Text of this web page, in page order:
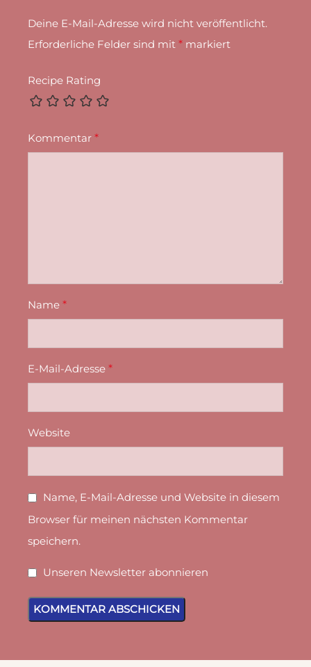
Deine E-Mail-Adresse wird nicht veröffentlicht.
Erforderliche Felder sind mit * markiert
Recipe Rating
Kommentar *
Name *
E-Mail-Adresse *
Website
Name, E-Mail-Adresse und Website in diesem
Browser für meinen nächsten Kommentar
speichern.
Unseren Newsletter abonnieren